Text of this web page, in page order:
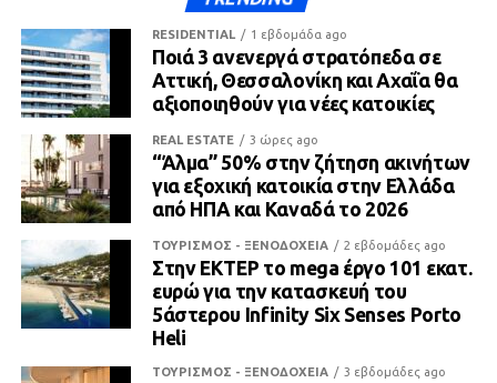
RESIDENTIAL 1 εβδομάδα ago
Ποιά 3 ανενεργά στρατόπεδα σε
Αττική, Θεσσαλονίκη και Αχαΐα θα
αξιοποιηθούν για νέες κατοικίες
REAL ESTATE 3 ώρες ago
“Άλμα” 50% στην ζήτηση ακινήτων
για εξοχική κατοικία στην Ελλάδα
από ΗΠΑ και Καναδά το 2026
ΤΟΥΡΙΣΜΟΣ - ΞΕΝΟΔΟΧΕΙΑ 2 εβδομάδες ago
Στην ΕΚΤΕΡ το mega έργο 101 εκατ.
ευρώ για την κατασκευή του
5άστερου Infinity Six Senses Porto
Heli
ΤΟΥΡΙΣΜΟΣ - ΞΕΝΟΔΟΧΕΙΑ 3 εβδομάδες ago